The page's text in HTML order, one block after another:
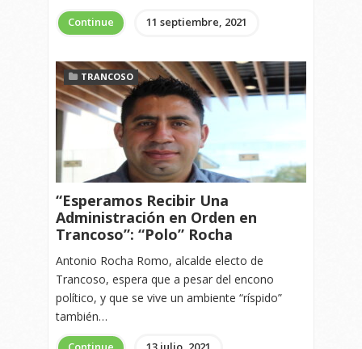
Continue 11 septiembre, 2021
TRANCOSO
“Esperamos Recibir Una
Administración en Orden en
Trancoso”: “Polo” Rocha
Antonio Rocha Romo, alcalde electo de
Trancoso, espera que a pesar del encono
político, y que se vive un ambiente “ríspido”
también…